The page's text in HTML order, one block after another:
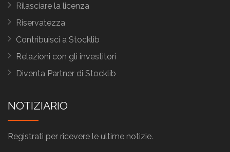
Rilasciare la licenza
Riservatezza
Contribuisci a Stocklib
Relazioni con gli investitori
Diventa Partner di Stocklib
NOTIZIARIO
Registrati per ricevere le ultime notizie.